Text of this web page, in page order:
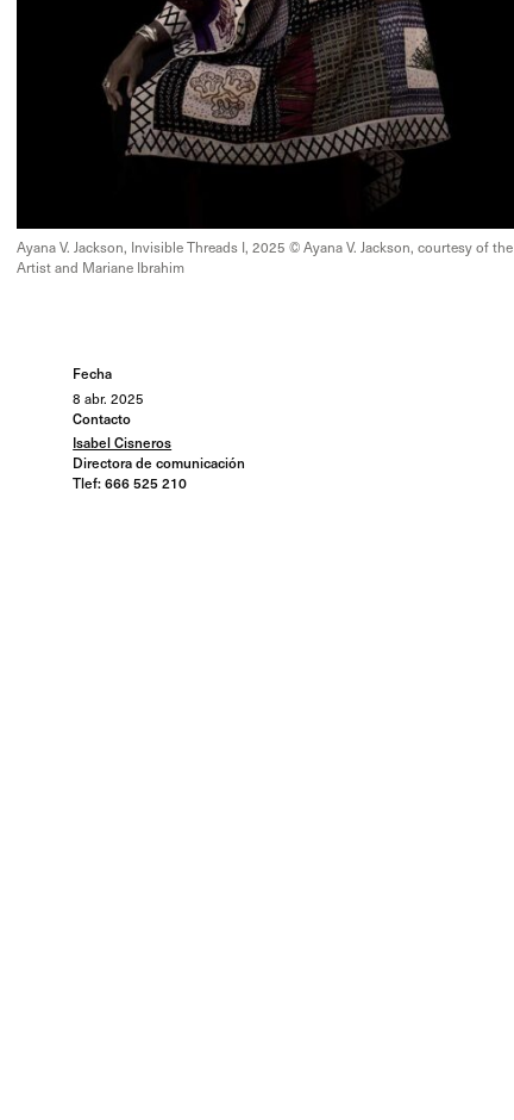
Ayana V. Jackson, Invisible Threads I, 2025 © Ayana V. Jackson, courtesy of the
Artist and Mariane Ibrahim
Fecha
8 abr. 2025
Contacto
Isabel Cisneros
Directora de comunicación
Tlef: 666 525 210